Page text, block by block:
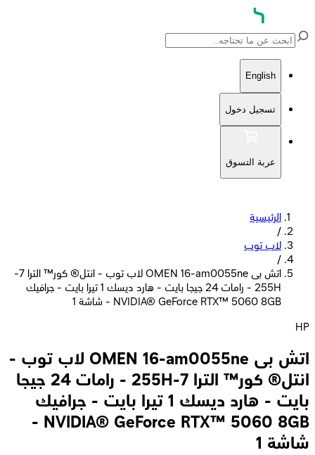
English
تسجيل دخول
عربة التسوق
الرئيسية
/
لاب توب
/
اتش بى OMEN 16-am0055ne لاب توب - انتل® كور™ الترا 7-
255H - رامات 24 جيجا بايت - هارد ديسك 1 تيرا بايت - جرافيك
NVIDIA® GeForce RTX™ 5060 8GB - شاشة 1
HP
اتش بى OMEN 16-am0055ne لاب توب -
انتل® كور™ الترا 7-255H - رامات 24 جيجا
بايت - هارد ديسك 1 تيرا بايت - جرافيك
NVIDIA® GeForce RTX™ 5060 8GB -
شاشة 1